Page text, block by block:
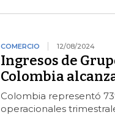
COMERCIO 12/08/2024
Ingresos de
Colombia
Colombia representó
operacionales